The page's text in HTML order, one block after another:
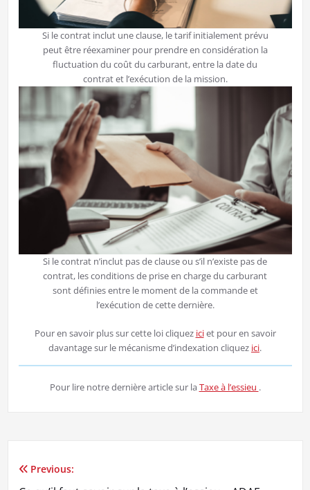
Si le contrat inclut une clause, le tarif initialement prévu
peut être réexaminer pour prendre en considération la
fluctuation du coût du carburant, entre la date du
contrat et l’exécution de la mission.
Si le contrat n’inclut pas de clause ou s’il n’existe pas de
contrat, les conditions de prise en charge du carburant
sont définies entre le moment de la commande et
l’exécution de cette dernière.
Pour en savoir plus sur cette loi cliquez iciet pour en savoir
davantage sur le mécanisme d’indexation cliquez ici.
Pour lire notre dernière article sur laTaxe à l’essieu .
Navigation
Previous: